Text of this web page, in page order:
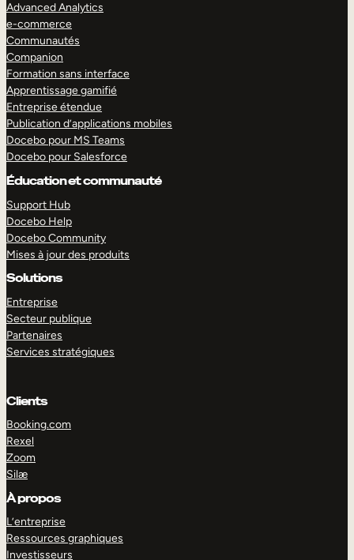
Advanced Analytics
e-commerce
Communautés
Companion
Formation sans interface
Apprentissage gamifié
Entreprise étendue
Publication d’applications mobiles
Docebo pour MS Teams
Docebo pour Salesforce
Éducation et communauté
Support Hub
Docebo Help
Docebo Community
Mises à jour des produits
Solutions
Entreprise
Secteur publique
Partenaires
Services stratégiques
Clients
Booking.com
Rexel
Zoom
Silæ
À propos
L’entreprise
Ressources graphiques
Investisseurs